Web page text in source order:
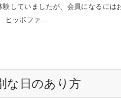
験していましたが、会員になるには
ヒッポファ…
な日のあり方